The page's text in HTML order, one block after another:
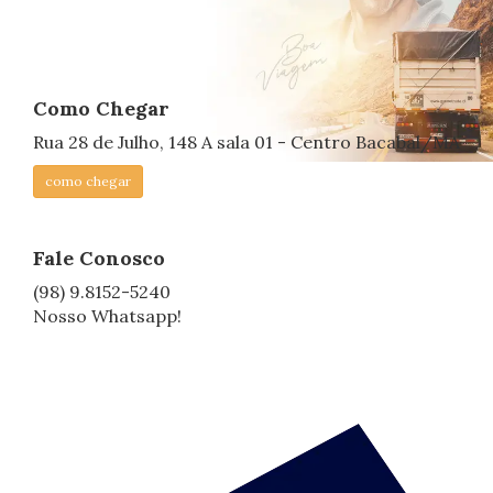
Como Chegar
Rua 28 de Julho, 148 A sala 01 - Centro Bacabal/MA
como chegar
Fale Conosco
(98) 9.8152-5240
Nosso Whatsapp!